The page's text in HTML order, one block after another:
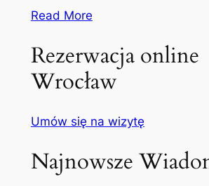
Read More
Rezerwacja online
Wrocław
Umów się na wizytę
Najnowsze